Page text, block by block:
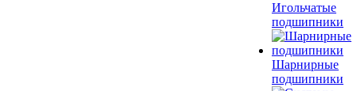
Игольчатые
подшипники
Шарнирные
подшипники